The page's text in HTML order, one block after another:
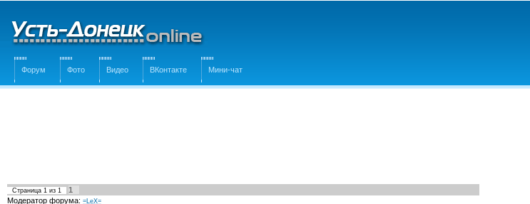
Форум Фото Видео ВКонтакте Мини-чат
Страница 1 из 1
1
Модератор форума: =LeX=